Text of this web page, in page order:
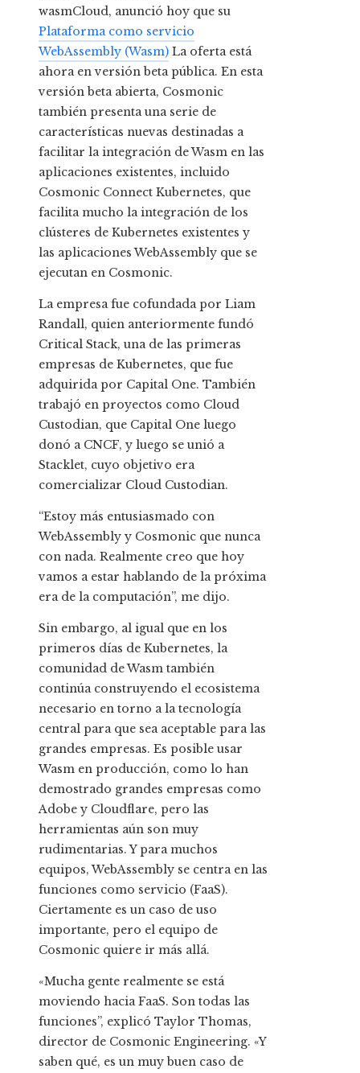
wasmCloud, anunció hoy que su
Plataforma como servicio
WebAssembly (Wasm) La oferta está
ahora en versión beta pública. En esta
versión beta abierta, Cosmonic
también presenta una serie de
características nuevas destinadas a
facilitar la integración de Wasm en las
aplicaciones existentes, incluido
Cosmonic Connect Kubernetes, que
facilita mucho la integración de los
clústeres de Kubernetes existentes y
las aplicaciones WebAssembly que se
ejecutan en Cosmonic.
La empresa fue cofundada por Liam
Randall, quien anteriormente fundó
Critical Stack, una de las primeras
empresas de Kubernetes, que fue
adquirida por Capital One. También
trabajó en proyectos como Cloud
Custodian, que Capital One luego
donó a CNCF, y luego se unió a
Stacklet, cuyo objetivo era
comercializar Cloud Custodian.
“Estoy más entusiasmado con
WebAssembly y Cosmonic que nunca
con nada. Realmente creo que hoy
vamos a estar hablando de la próxima
era de la computación”, me dijo.
Sin embargo, al igual que en los
primeros días de Kubernetes, la
comunidad de Wasm también
continúa construyendo el ecosistema
necesario en torno a la tecnología
central para que sea aceptable para las
grandes empresas. Es posible usar
Wasm en producción, como lo han
demostrado grandes empresas como
Adobe y Cloudflare, pero las
herramientas aún son muy
rudimentarias. Y para muchos
equipos, WebAssembly se centra en las
funciones como servicio (FaaS).
Ciertamente es un caso de uso
importante, pero el equipo de
Cosmonic quiere ir más allá.
«Mucha gente realmente se está
moviendo hacia FaaS. Son todas las
funciones”, explicó Taylor Thomas,
director de Cosmonic Engineering. «Y
saben qué, es un muy buen caso de